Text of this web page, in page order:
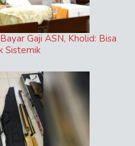
Gaji ASN, Kholid: Bisa
Sistemik